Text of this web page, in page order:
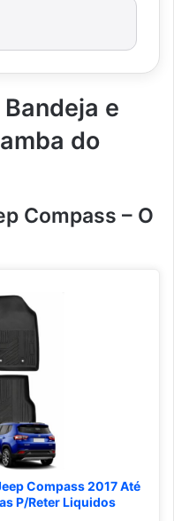
e
do
Compass – O
Compass 2017 Até
P/Reter Liquidos